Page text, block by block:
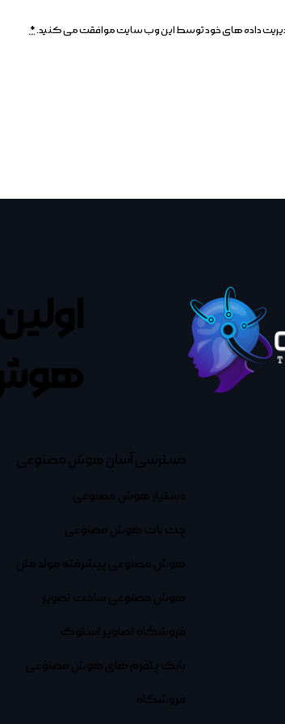
و مدیریت داده های خود توسط این وب سایت موافقت می کنید.*
دسترسی آسان هوش مصنوعی
دستیار هوش مصنوعی
چت بات هوش مصنوعی
هوش مصنوعی پیشرفته مولد متن
هوش مصنوعی ساخت تصویر
فروشگاه تصاویر استوک
بانک پتفرم های هوش مصنوعی
فروشگاه